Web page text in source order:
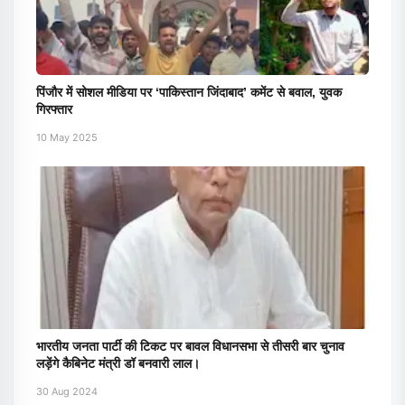
पिंजौर में सोशल मीडिया पर ‘पाकिस्तान जिंदाबाद’ कमेंट से बवाल, युवक
गिरफ्तार
10 May 2025
भारतीय जनता पार्टी की टिकट पर बावल विधानसभा से तीसरी बार चुनाव
लड़ेंगे कैबिनेट मंत्री डॉ बनवारी लाल।
30 Aug 2024